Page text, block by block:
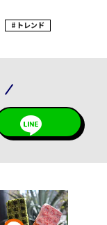
トレンド